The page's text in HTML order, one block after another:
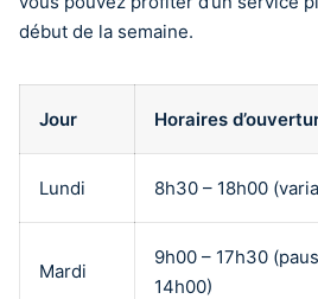
début de la semaine.
Jour Horaires
Lundi 8h30 – 18h00
Mardi
9h00 – 17h30
14h00)